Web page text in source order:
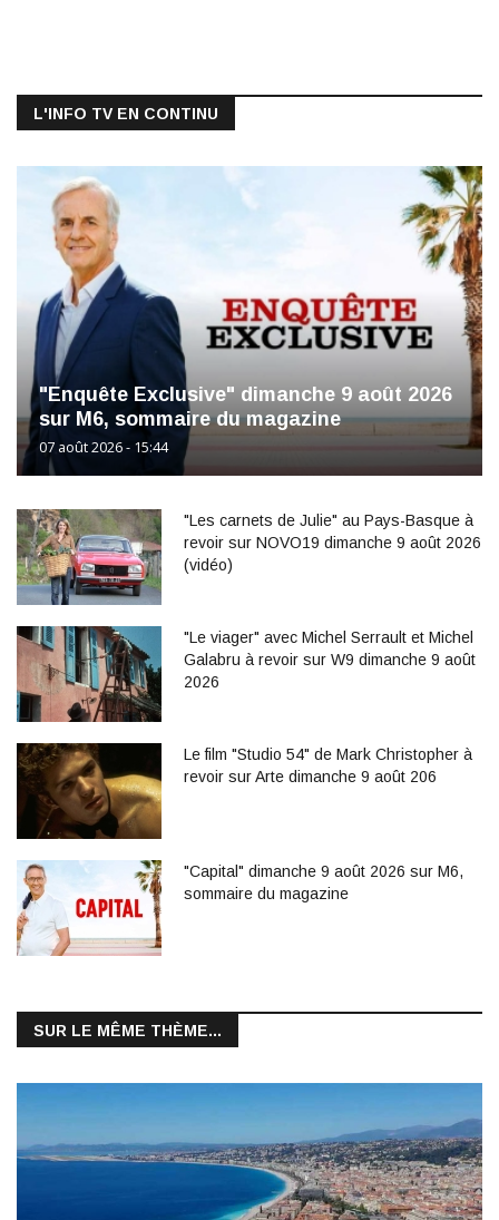
L'INFO TV EN CONTINU
"Enquête Exclusive" dimanche 9 août 2026
sur M6, sommaire du magazine
07 août 2026 - 15:44
"Les carnets de Julie" au Pays-Basque à
revoir sur NOVO19 dimanche 9 août 2026
(vidéo)
"Le viager" avec Michel Serrault et Michel
Galabru à revoir sur W9 dimanche 9 août
2026
Le film "Studio 54" de Mark Christopher à
revoir sur Arte dimanche 9 août 206
"Capital" dimanche 9 août 2026 sur M6,
sommaire du magazine
SUR LE MÊME THÈME...